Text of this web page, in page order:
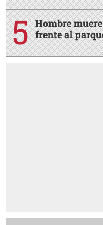
Hombre
frente al